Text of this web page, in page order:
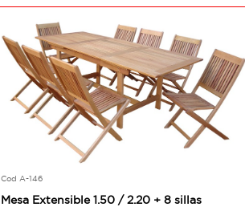
Cod A-146
Mesa Extensible 1.50 / 2.20 + 8 sillas